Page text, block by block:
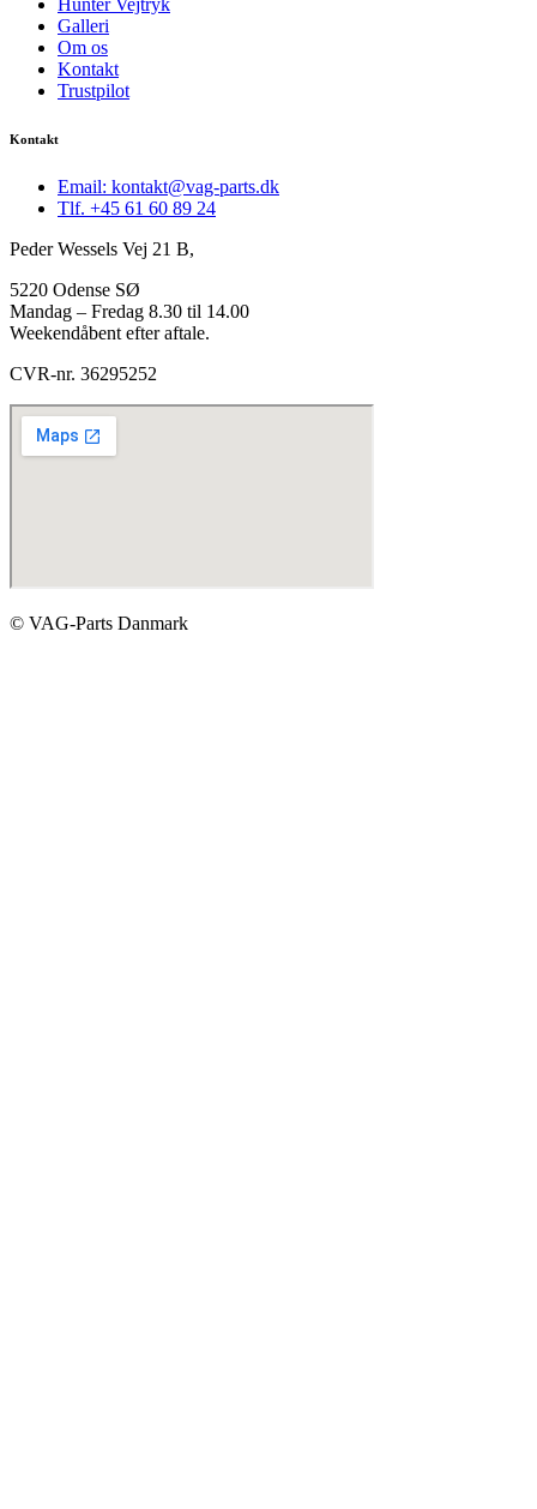
Hunter Vejtryk
Galleri
Om os
Kontakt
Trustpilot
Kontakt
Email: kontakt@vag-parts.dk
Tlf. +45 61 60 89 24
Peder Wessels Vej 21 B,
5220 Odense SØ
Mandag – Fredag 8.30 til 14.00
Weekendåbent efter aftale.
CVR-nr. 36295252
© VAG-Parts Danmark